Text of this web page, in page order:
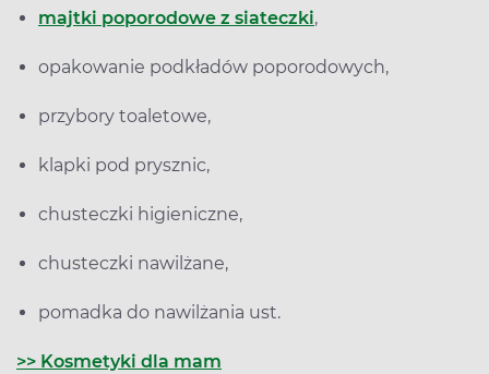
majtki poporodowe z siateczki,
opakowanie podkładów poporodowych,
przybory toaletowe,
klapki pod prysznic,
chusteczki higieniczne,
chusteczki nawilżane,
pomadka do nawilżania ust.
>> Kosmetyki dla mam